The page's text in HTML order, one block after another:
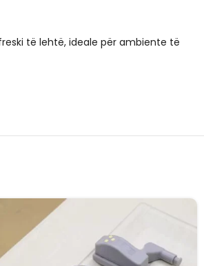
të lehtë, ideale për ambiente të